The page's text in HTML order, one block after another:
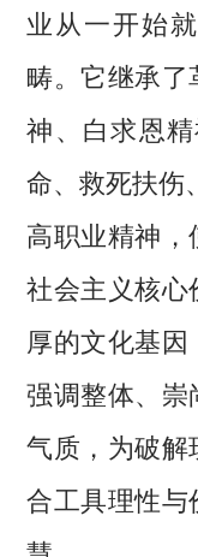
业从一开始
畴。它继承
神、白求恩
命、救死扶伤
高职业精神
社会主义核
厚的文化基因
强调整体、
气质，为破
合工具理性